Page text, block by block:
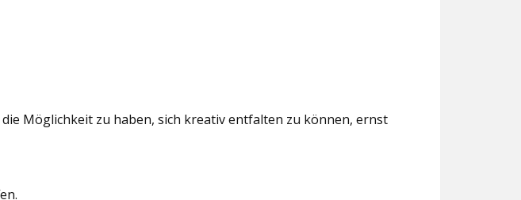
Möglichkeit zu haben, sich kreativ entfalten zu können, ernst